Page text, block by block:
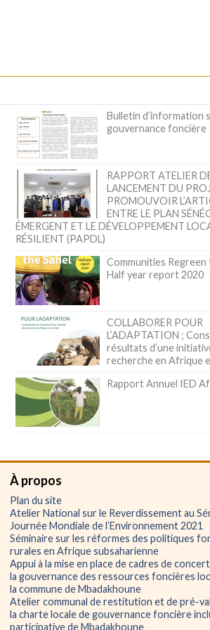
Bulletin d’information
gouvernance foncière
RAPPORT ATELIER
LANCEMENT DU
PROMOUVOIR
ENTRE LE PLAN
ÉMERGENT ET LE DÉVELOPPEMENT
RÉSILIENT (PAPDL)
Communities Regreen
Half year report 2020
COLLABORER POUR
L’ADAPTATION ;
résultats d’une
recherche en Afrique
Rapport Annuel IED
À propos
Plan du site
Atelier National sur le Reverdissement au
Journée Mondiale de l’Environnement 2021
Séminaire sur les réformes des politiques
rurales en Afrique subsaharienne
Appui à la mise en place de cadres de
la gouvernance des ressources foncières
la commune de Mbadakhoune
Atelier communal de restitution et de pré-
la charte locale de gouvernance foncière
participative de Mbadakhoune